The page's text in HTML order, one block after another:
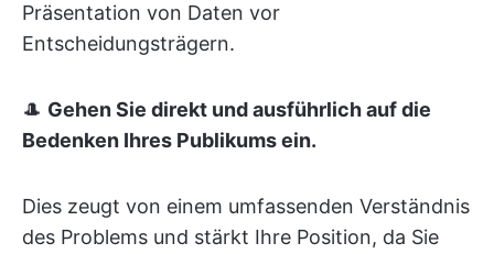
Präsentation von Daten vor
Entscheidungsträgern.
🎩 Gehen Sie direkt und ausführlich auf die
Bedenken Ihres Publikums ein.
Dies zeugt von einem umfassenden Verständnis
des Problems und stärkt Ihre Position, da Sie